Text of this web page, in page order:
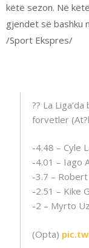
këtë sezon. Në
gjendet së bashku
/Sport Ekspres/
?? La
forvetler
-4.48 – Cyle
-4.01 – Iago
-3.7 –
-2.51 – Kike
-2 – Myrto
(Opta)